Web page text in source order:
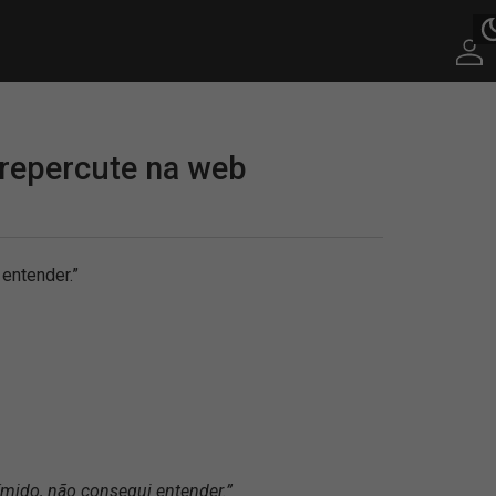
na web
não consegui entender.”